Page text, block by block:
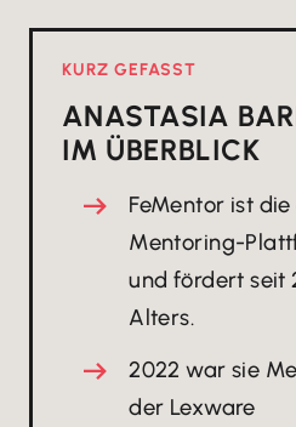
KURZ GEFASST
ANASTASIA
IM ÜBERBLICK
FeMentor ist
Mentoring-
und fördert seit
Alters.
2022 war sie
der Lexware